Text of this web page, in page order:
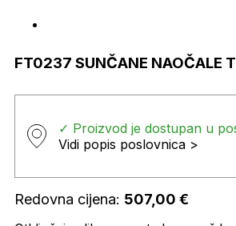
FT0237 SUNČANE NAOČALE
✓ Proizvod je dostupan u
Vidi popis poslovnica >
Redovna cijena: 507,00 €